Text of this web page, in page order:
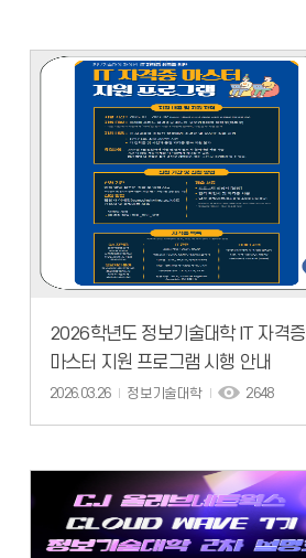
2026학년도 정보기술대학 IT 자격증
마스터 지원 프로그램 시행 안내
2026.03.26 정보기술대학 2648